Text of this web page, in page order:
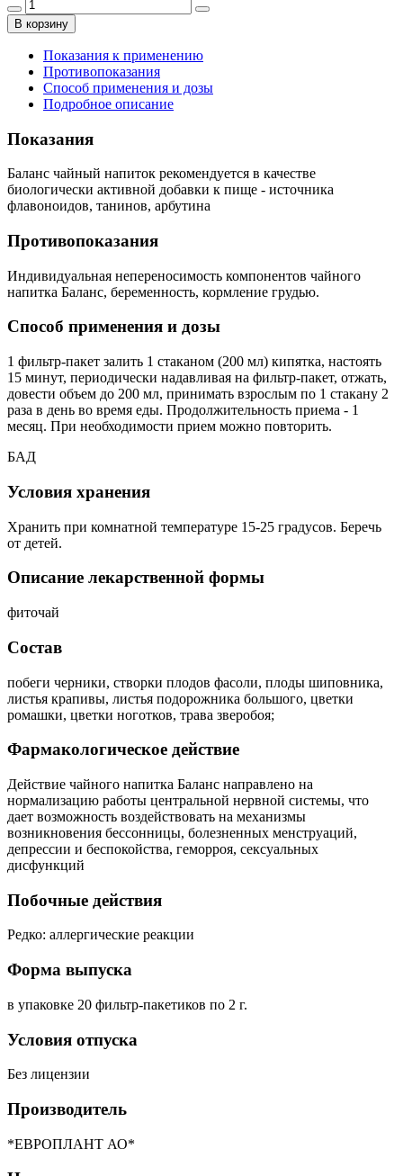
В корзину
Показания к применению
Противопоказания
Способ применения и дозы
Подробное описание
Показания
Баланс чайный напиток рекомендуется в качестве
биологически активной добавки к пище - источника
флавоноидов, танинов, арбутина
Противопоказания
Индивидуальная непереносимость компонентов чайного
напитка Баланс, беременность, кормление грудью.
Способ применения и дозы
1 фильтр-пакет залить 1 стаканом (200 мл) кипятка, настоять
15 минут, периодически надавливая на фильтр-пакет, отжать,
довести объем до 200 мл, принимать взрослым по 1 стакану 2
раза в день во время еды. Продолжительность приема - 1
месяц. При необходимости прием можно повторить.
БАД
Условия хранения
Хранить при комнатной температуре 15-25 градусов. Беречь
от детей.
Описание лекарственной формы
фиточай
Состав
побеги черники, створки плодов фасоли, плоды шиповника,
листья крапивы, листья подорожника большого, цветки
ромашки, цветки ноготков, трава зверобоя;
Фармакологическое действие
Действие чайного напитка Баланс направлено на
нормализацию работы центральной нервной системы, что
дает возможность воздействовать на механизмы
возникновения бессонницы, болезненных менструаций,
депрессии и беспокойства, геморроя, сексуальных
дисфункций
Побочные действия
Редко: аллергические реакции
Форма выпуска
в упаковке 20 фильтр-пакетиков по 2 г.
Условия отпуска
Без лицензии
Производитель
*ЕВРОПЛАНТ АО*